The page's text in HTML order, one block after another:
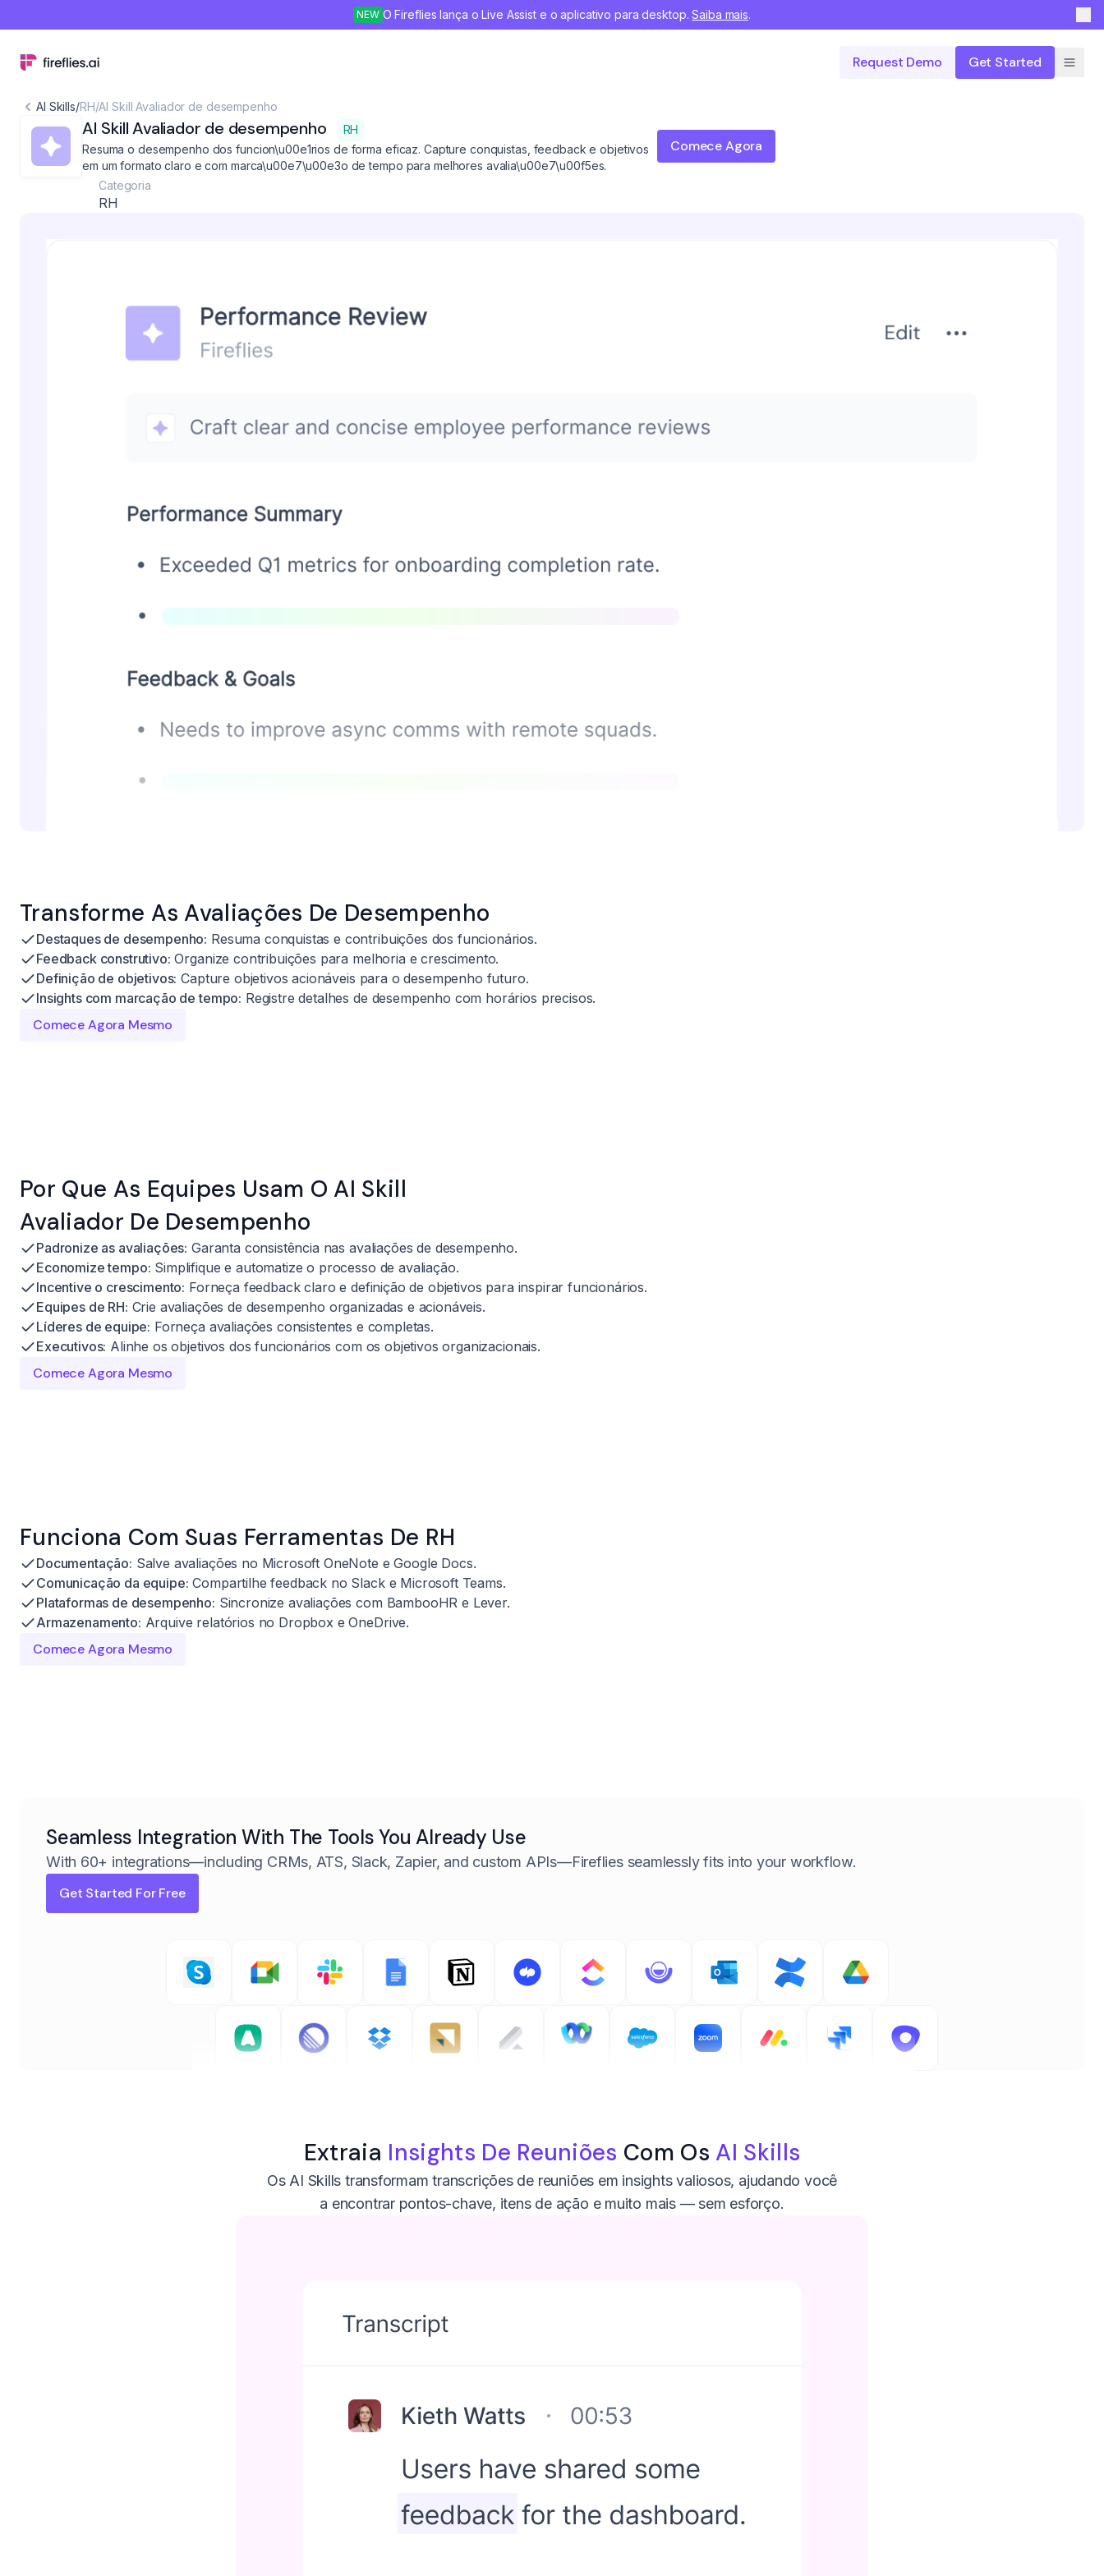
NEW O Fireflies lança o Live Assist e o aplicativo para desktop.Saiba mais.
Request Demo Get Started
AI Skills/RH/AI Skill Avaliador de desempenho
AI Skill Avaliador de desempenho
RH
Resuma o desempenho dos funcion\u00e1rios de forma eficaz. Capture conquistas, feedback e objetivos
em um formato claro e com marca\u00e7\u00e3o de tempo para melhores avalia\u00e7\u00f5es.
Comece Agora
Categoria
RH
Transforme As Avaliações De Desempenho
Destaques de desempenho: Resuma conquistas e contribuições dos funcionários.
Feedback construtivo: Organize contribuições para melhoria e crescimento.
Definição de objetivos: Capture objetivos acionáveis para o desempenho futuro.
Insights com marcação de tempo: Registre detalhes de desempenho com horários precisos.
Comece Agora Mesmo
Por Que As Equipes Usam O AI Skill
Avaliador De Desempenho
Padronize as avaliações: Garanta consistência nas avaliações de desempenho.
Economize tempo: Simplifique e automatize o processo de avaliação.
Incentive o crescimento: Forneça feedback claro e definição de objetivos para inspirar funcionários.
Equipes de RH: Crie avaliações de desempenho organizadas e acionáveis.
Líderes de equipe: Forneça avaliações consistentes e completas.
Executivos: Alinhe os objetivos dos funcionários com os objetivos organizacionais.
Comece Agora Mesmo
Funciona Com Suas Ferramentas De RH
Documentação: Salve avaliações no Microsoft OneNote e Google Docs.
Comunicação da equipe: Compartilhe feedback no Slack e Microsoft Teams.
Plataformas de desempenho: Sincronize avaliações com BambooHR e Lever.
Armazenamento: Arquive relatórios no Dropbox e OneDrive.
Comece Agora Mesmo
Seamless Integration With The Tools You Already Use
With 60+ integrations—including CRMs, ATS, Slack, Zapier, and custom APIs—Fireflies seamlessly fits into your workflow.
Get Started For Free
Extraia Insights De Reuniões Com Os AI Skills
Os AI Skills transformam transcrições de reuniões em insights valiosos, ajudando você
a encontrar pontos-chave, itens de ação e muito mais — sem esforço.